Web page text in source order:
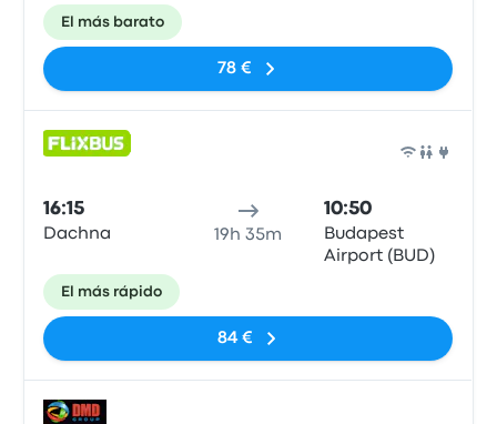
El más barato
78 €
16:15
Dachna 19h 35m
10:50
Budapest
Airport (BUD)
El más rápido
84 €